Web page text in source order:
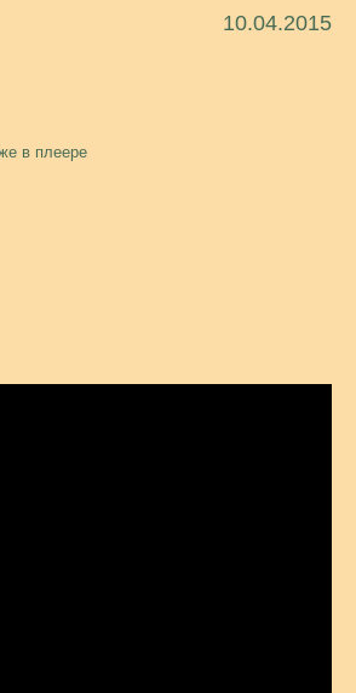
10.04.2015
в плеере